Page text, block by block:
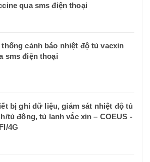
qua sms điện thoại
thống cảnh báo nhiệt độ tủ vacxin
sms điện thoại
bị ghi dữ liệu, giám sát nhiệt độ tủ
tủ đông, tủ lanh vắc xin – COEUS -
4G